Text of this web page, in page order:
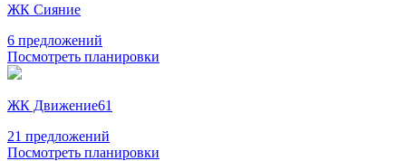
ЖК Сияние
6 предложений
Посмотреть планировки
ЖК Движение61
21 предложений
Посмотреть планировки